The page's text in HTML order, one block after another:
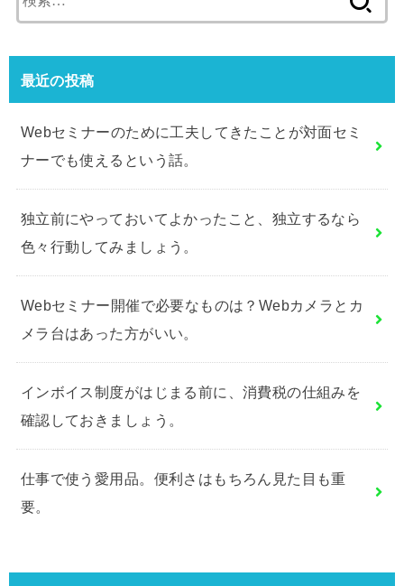
索:
最近の投稿
Webセミナーのために工夫してきたことが対面セミ
ナーでも使えるという話。
独立前にやっておいてよかったこと、独立するなら
色々行動してみましょう。
Webセミナー開催で必要なものは？Webカメラとカ
メラ台はあった方がいい。
インボイス制度がはじまる前に、消費税の仕組みを
確認しておきましょう。
仕事で使う愛用品。便利さはもちろん見た目も重
要。